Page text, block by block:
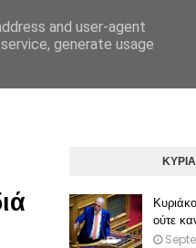
ούτε
and user-agent
generate usage